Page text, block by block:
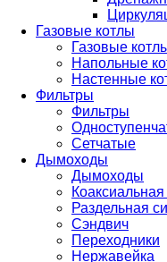
Газовые котлы
Газовые
Напольные
Настенные
Фильтры
Фильтры
Сетчатые
Дымоходы
Дымоходы
Раздельная
Сэндвич
Переходники
Нержавейка